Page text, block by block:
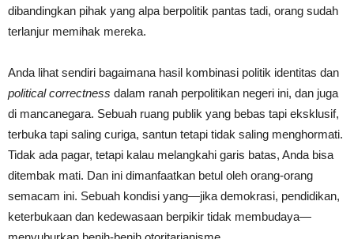
dibandingkan pihak yang alpa berpolitik pantas tadi, orang sudah
terlanjur memihak mereka.
Anda lihat sendiri bagaimana hasil kombinasi politik identitas dan
political correctness dalam ranah perpolitikan negeri ini, dan juga
di mancanegara. Sebuah ruang publik yang bebas tapi eksklusif,
terbuka tapi saling curiga, santun tetapi tidak saling menghormati.
Tidak ada pagar, tetapi kalau melangkahi garis batas, Anda bisa
ditembak mati. Dan ini dimanfaatkan betul oleh orang-orang
semacam ini. Sebuah kondisi yang—jika demokrasi, pendidikan,
keterbukaan dan kedewasaan berpikir tidak membudaya—